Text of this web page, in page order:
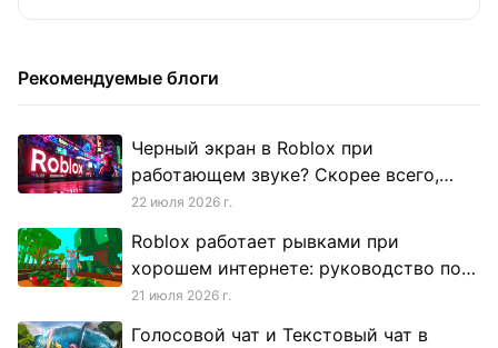
Рекомендуемые блоги
Черный экран в Roblox при
работающем звуке? Скорее всего,
проблема в твоей сети, а не в GPU
22 июля 2026 г.
Roblox работает рывками при
хорошем интернете: руководство по
потере пакетов
21 июля 2026 г.
Голосовой чат и Текстовый чат в